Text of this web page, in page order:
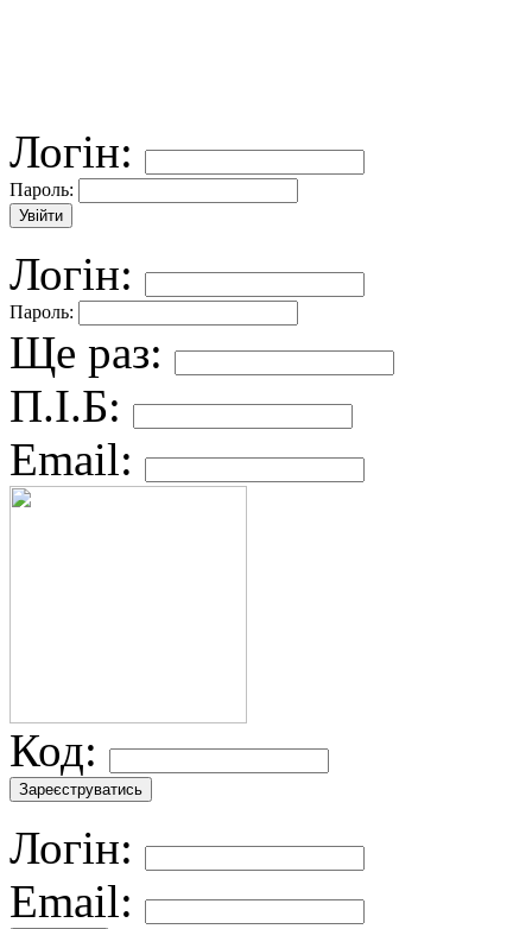
Логін:
Пароль:
Логін:
Пароль:
Ще раз:
П.І.Б:
Email:
Код:
Логін:
Email: